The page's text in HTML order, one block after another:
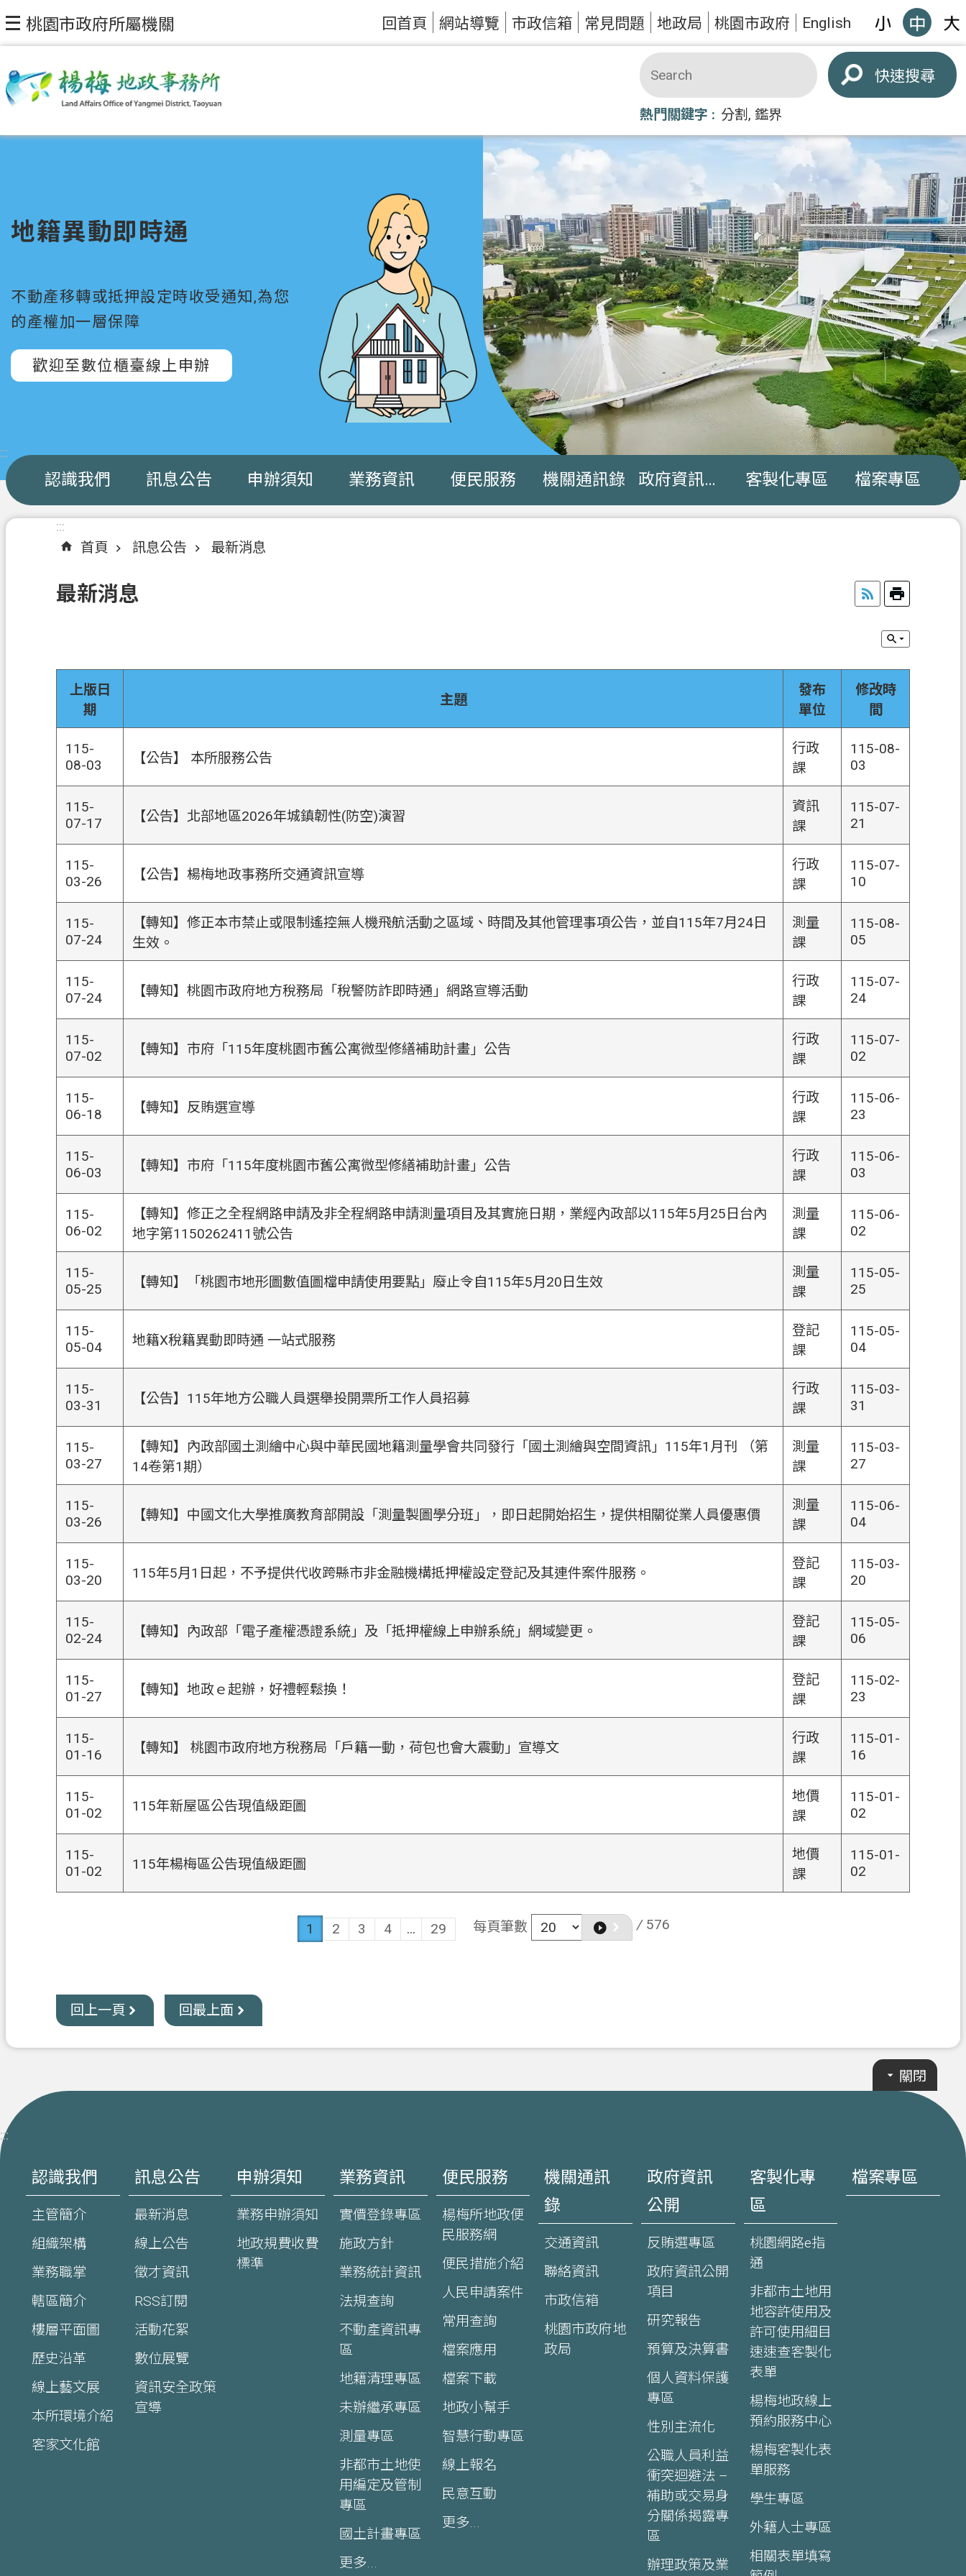
桃園市政府所屬機關 回首頁 網站導覽 市政信箱 常見問題 地政局 桃園市政府 English
搜尋
熱門關鍵字 分割 鑑界
地籍異動即時通
不動產移轉或抵押設定時收受通知,為您
的產權加一層保障
歡迎至數位櫃臺線上申辦
:::
認識我們 訊息公告 申辦須知 業務資訊 便民服務 機關通訊錄 政府資訊公開 客製化專區 檔案專區
:::
首頁
訊息公告 最新消息
最新消息
上版日
期
主題
發布
單位
修改時
間
115-
08-03
【公告】 本所服務公告
行政
課
115-08-
03
115-
07-17
【公告】北部地區2026年城鎮韌性(防空)演習
資訊
課
115-07-
21
115-
03-26
【公告】楊梅地政事務所交通資訊宣導
行政
課
115-07-
10
115-
07-24
【轉知】修正本市禁止或限制遙控無人機飛航活動之區域、時間及其他管理事項公告，並自115年7月24日
生效。
測量
課
115-08-
05
115-
07-24
【轉知】桃園市政府地方稅務局「稅警防詐即時通」網路宣導活動
行政
課
115-07-
24
115-
07-02
【轉知】市府「115年度桃園市舊公寓微型修繕補助計畫」公告
行政
課
115-07-
02
115-
06-18
【轉知】反賄選宣導
行政
課
115-06-
23
115-
06-03
【轉知】市府「115年度桃園市舊公寓微型修繕補助計畫」公告
行政
課
115-06-
03
115-
06-02
【轉知】修正之全程網路申請及非全程網路申請測量項目及其實施日期，業經內政部以115年5月25日台內
地字第1150262411號公告
測量
課
115-06-
02
115-
05-25
【轉知】「桃園市地形圖數值圖檔申請使用要點」廢止令自115年5月20日生效
測量
課
115-05-
25
115-
05-04
地籍X稅籍異動即時通 一站式服務
登記
課
115-05-
04
115-
03-31
【公告】115年地方公職人員選舉投開票所工作人員招募
行政
課
115-03-
31
115-
03-27
【轉知】內政部國土測繪中心與中華民國地籍測量學會共同發行「國土測繪與空間資訊」115年1月刊 （第
14卷第1期）
測量
課
115-03-
27
115-
03-26
【轉知】中國文化大學推廣教育部開設「測量製圖學分班」，即日起開始招生，提供相關從業人員優惠價
測量
課
115-06-
04
115-
03-20
115年5月1日起，不予提供代收跨縣市非金融機構抵押權設定登記及其連件案件服務。
登記
課
115-03-
20
115-
02-24
【轉知】內政部「電子產權憑證系統」及「抵押權線上申辦系統」網域變更。
登記
課
115-05-
06
115-
01-27
【轉知】地政ｅ起辦，好禮輕鬆換！
登記
課
115-02-
23
115-
01-16
【轉知】 桃園市政府地方稅務局「戶籍一動，荷包也會大震動」宣導文
行政
課
115-01-
16
115-
01-02
115年新屋區公告現值級距圖
地價
課
115-01-
02
115-
01-02
115年楊梅區公告現值級距圖
地價
課
115-01-
02
1 2 3 4 ... 29 每頁筆數 / 576
回上一頁 回最上面
關閉
:::
認識我們
主管簡介
組織架構
業務職掌
轄區簡介
樓層平面圖
歷史沿革
線上藝文展
本所環境介紹
客家文化館
訊息公告
最新消息
線上公告
徵才資訊
RSS訂閱
活動花絮
數位展覽
資訊安全政策
宣導
申辦須知
業務申辦須知
地政規費收費
標準
業務資訊
實價登錄專區
施政方針
業務統計資訊
法規查詢
不動產資訊專
區
地籍清理專區
未辦繼承專區
測量專區
非都市土地使
用編定及管制
專區
國土計畫專區
更多...
便民服務
楊梅所地政便
民服務網
便民措施介紹
人民申請案件
常用查詢
檔案應用
檔案下載
地政小幫手
智慧行動專區
線上報名
民意互動
更多...
機關通訊
錄
交通資訊
聯絡資訊
市政信箱
桃園市政府地
政局
政府資訊
公開
反賄選專區
政府資訊公開
項目
研究報告
預算及決算書
個人資料保護
專區
性別主流化
公職人員利益
衝突迴避法 –
補助或交易身
分關係揭露專
區
辦理政策及業
客製化專
區
桃園網路e指
通
非都市土地用
地容許使用及
許可使用細目
速速查客製化
表單
楊梅地政線上
預約服務中心
楊梅客製化表
單服務
學生專區
外籍人士專區
相關表單填寫
檔案專區